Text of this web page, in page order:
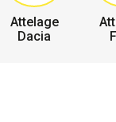
Attelage
Dacia